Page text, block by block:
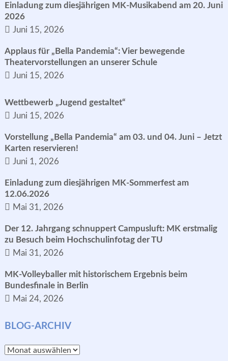
Einladung zum diesjährigen MK-Musikabend am 20. Juni
2026
Juni 15, 2026
Applaus für „Bella Pandemia“: Vier bewegende
Theatervorstellungen an unserer Schule
Juni 15, 2026
Wettbewerb „Jugend gestaltet“
Juni 15, 2026
Vorstellung „Bella Pandemia“ am 03. und 04. Juni – Jetzt
Karten reservieren!
Juni 1, 2026
Einladung zum diesjährigen MK-Sommerfest am
12.06.2026
Mai 31, 2026
Der 12. Jahrgang schnuppert Campusluft: MK erstmalig
zu Besuch beim Hochschulinfotag der TU
Mai 31, 2026
MK-Volleyballer mit historischem Ergebnis beim
Bundesfinale in Berlin
Mai 24, 2026
BLOG-ARCHIV
Blog-